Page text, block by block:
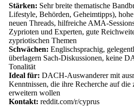
Stärken: Sehr breite thematische
Lifestyle, Behörden, Geheimtipps),
neuen Threads, hilfreiche AMA-
Zyprioten und Experten, gute
zypriotischen Themen
Schwächen: Englischsprachig,
überlagern Sach-Diskussionen, keine
Tonalität
Ideal für: DACH-Auswanderer mit
Kenntnissen, die ihre Recherche auf die
erweitern wollen
Kontakt: reddit.com/r/cyprus